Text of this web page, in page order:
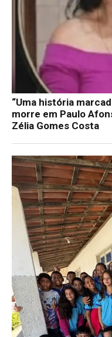
“Uma história
morre em Paulo
Zélia Gomes Costa